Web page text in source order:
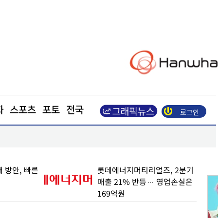
스포츠 포토 전국 로그인
방안, 빠른
롯데에너지머티리얼즈, 2분기
매출 21% 반등… 영업손실은
169억원